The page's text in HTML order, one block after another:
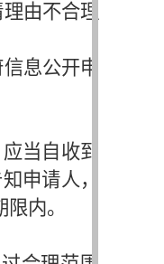
由不合理
息公开申
当自收到
申请人，
内。